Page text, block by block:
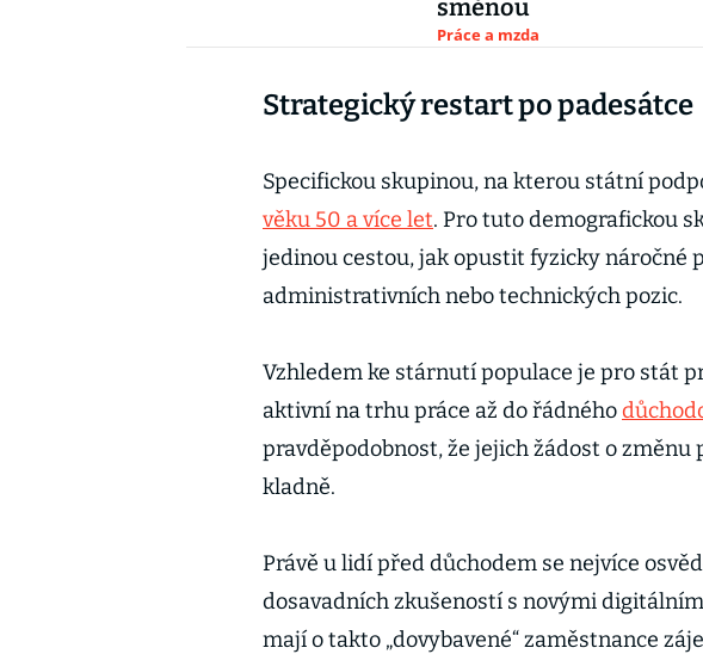
směnou
Práce a mzda
Strategický restart po padesátce
Specifickou skupinou, na kterou státní
věku 50 a více let. Pro tuto demografickou
jedinou cestou, jak opustit fyzicky náročné
administrativních nebo technických pozic.
Vzhledem ke stárnutí populace je pro stát
aktivní na trhu práce až do řádného
pravděpodobnost, že jejich žádost o změnu
kladně.
Právě u lidí před důchodem se nejvíce
dosavadních zkušeností s novými
mají o takto „dovybavené“ zaměstnance